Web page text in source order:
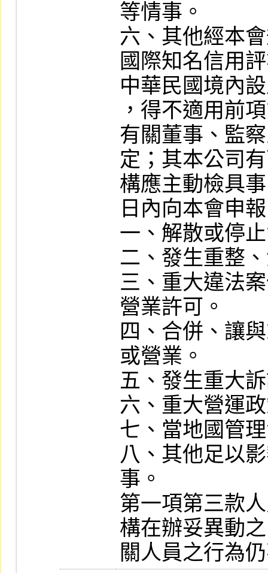
等情事。
六、其他經本
國際知名信用
中華民國境內
，得不適用前
有關董事、監
定；其本公司
構應主動檢具
日內向本會申
一、解散或停
二、發生重整
三、重大違法
營業許可。
四、合併、讓
或營業。
五、發生重大
六、重大營運
七、當地國管
八、其他足以
事。
第一項第三款
構在辦妥異動
關人員之行為